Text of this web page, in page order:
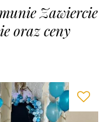
Zawiercie
oraz ceny